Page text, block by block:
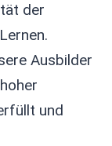
der
Ausbilder
und